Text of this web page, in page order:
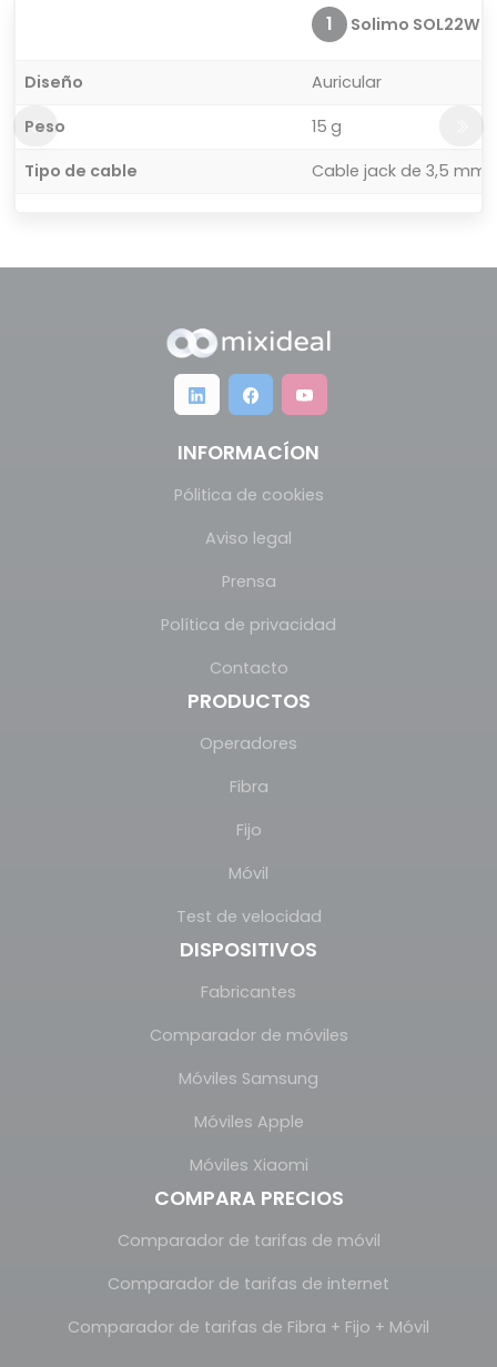
1 Solimo
Diseño
Auricular
Peso
15 g
Tipo de cable
Cable jack de 3,5 mm
INFORMACÍON
Pólitica de cookies
Aviso legal
Prensa
Política de privacidad
Contacto
PRODUCTOS
Operadores
Fibra
Fijo
Móvil
Test de velocidad
DISPOSITIVOS
Fabricantes
Comparador de móviles
Móviles Samsung
Móviles Apple
Móviles Xiaomi
COMPARA PRECIOS
Comparador de tarifas de móvil
Comparador de tarifas de internet
Comparador de tarifas de Fibra + Fijo + Móvil